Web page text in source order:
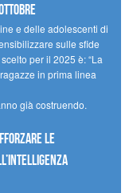
e delle adolescenti di
sulle sfide
per il 2025 è: “La
in prima linea
già costruendo.
le